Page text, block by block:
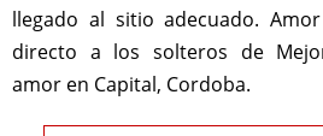
llegado al sitio adecuado.
directo a los solteros de
amor en Capital, Cordoba.